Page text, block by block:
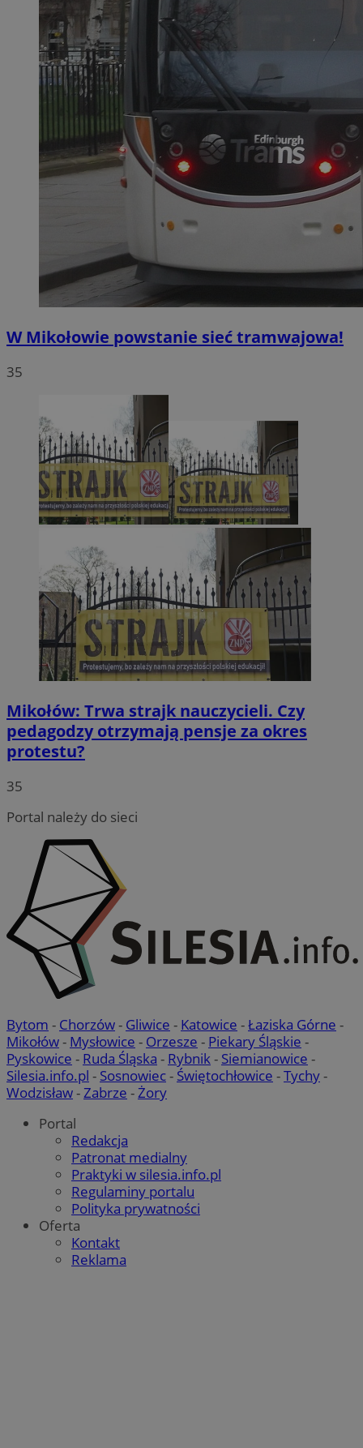
W Mikołowie powstanie sieć tramwajowa!
35
Mikołów: Trwa strajk nauczycieli. Czy
pedagodzy otrzymają pensje za okres
protestu?
35
Portal należy do sieci
Bytom - Chorzów- Gliwice - Katowice -Łaziska Górne -
Mikołów- Mysłowice - Orzesze - Piekary Śląskie -
Pyskowice - Ruda Śląska - Rybnik- Siemianowice -
Silesia.info.pl - Sosnowiec- Świętochłowice -Tychy-
Wodzisław-Zabrze -Żory
Portal
Redakcja
Patronat medialny
Praktyki w silesia.info.pl
Regulaminy portalu
Polityka prywatności
Oferta
Kontakt
Reklama